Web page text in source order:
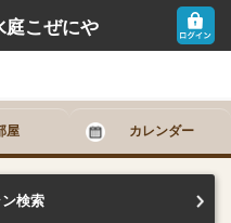
こぜにや
屋 カレンダー
検索